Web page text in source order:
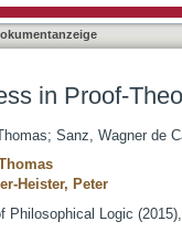
in Proof-
; Sanz, Wagner de
Heister, Peter
Philosophical Logic